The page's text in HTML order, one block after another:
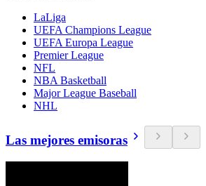
LaLiga
UEFA Champions League
UEFA Europa League
Premier League
NFL
NBA Basketball
Major League Baseball
NHL
Las mejores emisoras